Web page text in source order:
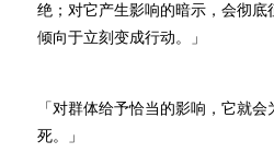
绝；对它产生影响的暗示，会彻底
倾向于立刻变成行动。」
「对群体给予恰当的影响，它就
死。」